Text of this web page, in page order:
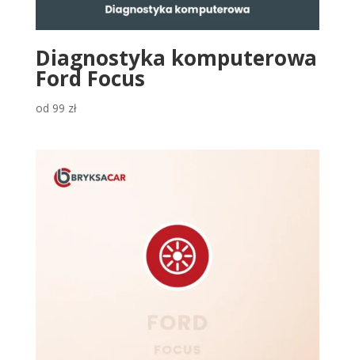
Diagnostyka komputerowa
Ford Focus
od 99 zł